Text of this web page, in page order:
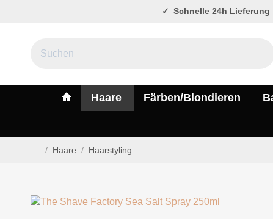
Schnelle 24h Lieferung
#custom.linkHome#
Haare Färben/Blondieren
/ Haare / Haarstyling